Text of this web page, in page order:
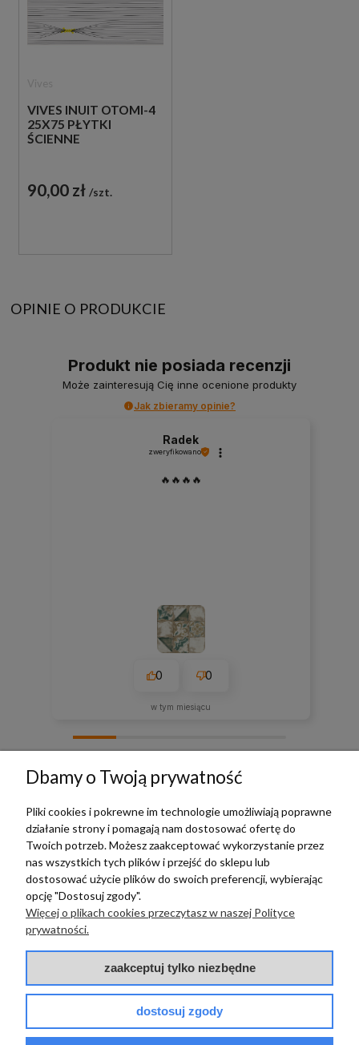
VIVES INUIT OTOMI-4
25X75 PŁYTKI
ŚCIENNE
90,00 zł szt.
OPINIE O PRODUKCIE
Produkt nie posiada recenzji
Może zainteresują Cię inne ocenione produkty
Jak zbieramy opinie?
Radek
zweryfikowano
🔥🔥🔥🔥
0 0
w tym miesiącu
TERRADECO
BAZA WIEDZY
PŁATNOŚCI I DOSTAWA
Dbamy o Twoją prywatność
Pliki cookies i pokrewne im technologie umożliwiają poprawne
działanie strony i pomagają nam dostosować ofertę do
Twoich potrzeb. Możesz zaakceptować wykorzystanie przez
nas wszystkich tych plików i przejść do sklepu lub
dostosować użycie plików do swoich preferencji, wybierając
opcję "Dostosuj zgody".
Więcej o plikach cookies przeczytasz w naszej Polityce
prywatności.
zaakceptuj tylko niezbędne
dostosuj zgody